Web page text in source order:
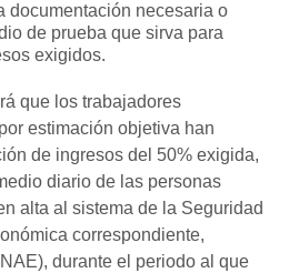
documentación necesaria o
de prueba que sirva para
exigidos.
que los trabajadores
estimación objetiva han
de ingresos del 50% exigida,
diario de las personas
alta al sistema de la Seguridad
correspondiente,
durante el periodo al que